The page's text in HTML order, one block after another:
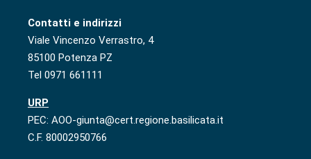
Contatti e indirizzi
Viale Vincenzo Verrastro, 4
85100 Potenza PZ
Tel 0971 661111
URP
PEC: AOO-giunta@cert.regione.basilicata.it
C.F. 80002950766